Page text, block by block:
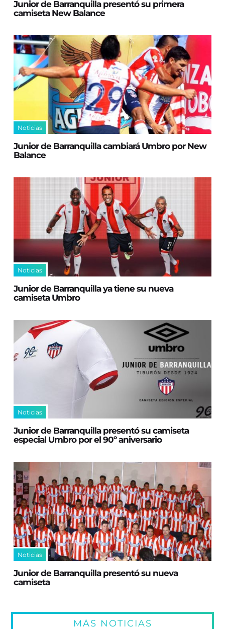
Junior de Barranquilla presentó su primera
camiseta New Balance
Noticias
Junior de Barranquilla cambiará Umbro por New
Balance
Noticias
Junior de Barranquilla ya tiene su nueva
camiseta Umbro
Noticias
Junior de Barranquilla presentó su camiseta
especial Umbro por el 90º aniversario
Noticias
Junior de Barranquilla presentó su nueva
camiseta
MÁS NOTICIAS